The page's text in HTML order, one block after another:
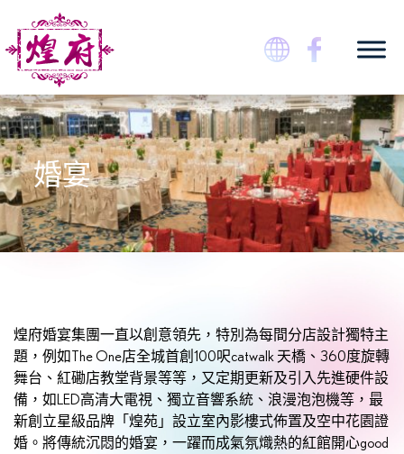
content
煌府婚宴專門店
婚宴
煌府婚宴集團一直以創意領先，特別為每間分店設計獨特主
題，例如The One店全城首創100呎catwalk 天橋、360度旋轉
舞台、紅磡店教堂背景等等，又定期更新及引入先進硬件設
備，如LED高清大電視、獨立音響系統、浪漫泡泡機等，最
新創立星級品牌「煌苑」設立室內影樓式佈置及空中花園證
婚。將傳統沉悶的婚宴，一躍而成氣氛熾熱的紅館開心good